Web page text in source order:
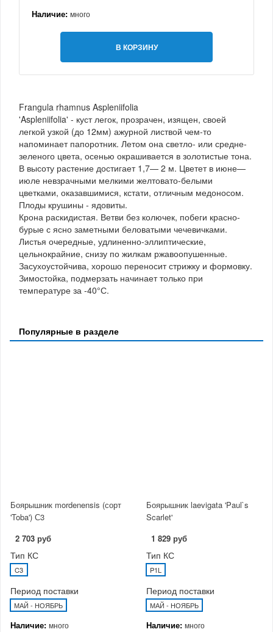
Наличие: много
В КОРЗИНУ
Frangula rhamnus Aspleniifolia
'Aspleniifolia' - куст легок, прозрачен, изящен, своей
легкой узкой (до 12мм) ажурной листвой чем-то
напоминает папоротник. Летом она светло- или средне-
зеленого цвета, осенью окрашивается в золотистые тона.
В высоту растение достигает 1,7— 2 м. Цветет в июне—
июле невзрачными мелкими желтовато-белыми
цветками, оказавшимися, кстати, отличным медоносом.
Плоды крушины - ядовиты.
Крона раскидистая. Ветви без колючек, побеги красно-
бурые с ясно заметными беловатыми чечевичками.
Листья очередные, удлиненно-эллиптические,
цельнокрайние, снизу по жилкам ржавоопушенные.
Засухоустойчива, хорошо переносит стрижку и формовку.
Зимостойка, подмерзать начинает только при
температуре за -40°С.
Популярные в разделе
Боярышник mordenensis (сорт
'Toba') С3
2 703 руб
Тип КС
C3
Период поставки
МАЙ - НОЯБРЬ
Наличие: много
Боярышник laevigata 'Paul`s
Scarlet'
1 829 руб
Тип КС
P1L
Период поставки
МАЙ - НОЯБРЬ
Наличие: много